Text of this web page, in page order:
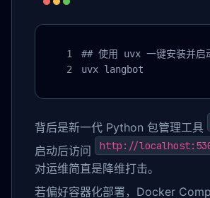
## 使用 uvx 一键安装并
uvx langbot
背后是新一代 Python 包管理工具
启动后访问
http://
对运维简直是降维打击。
若偏好容器化部署，Docker